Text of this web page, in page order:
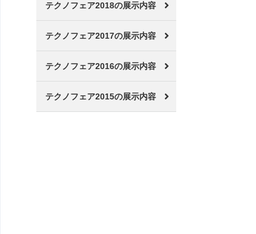
テクノフェア2018の展示内容
テクノフェア2017の展示内容
テクノフェア2016の展示内容
テクノフェア2015の展示内容